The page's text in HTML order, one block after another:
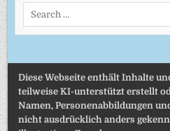
Diese Webseite enthält Inhalte
teilweise KI-unterstützt erstellt
Namen, Personenabbildungen
nicht ausdrücklich anders